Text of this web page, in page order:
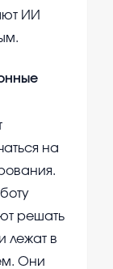
ИИ
на
решать
лежат в
Они